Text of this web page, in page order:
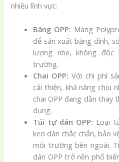
nhiều lĩnh vực:
Băng OPP: Màng
để sản xuất băng dính,
lượng nhẹ, không
trường.
Chai OPP: Với chi phí
cải thiện, khả năng chịu
chai OPP đang dần thay
dụng.
Túi tự dán OPP: Loại
keo dán chắc chắn, bảo
môi trường bên ngoài.
dán OPP trở nên phổ